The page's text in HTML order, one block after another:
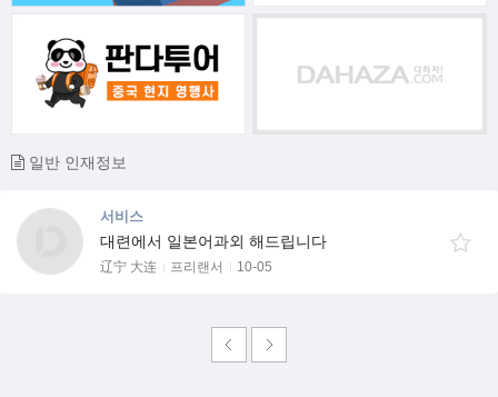
일반 인재정보
서비스
대련에서 일본어과외 해드립니다
辽宁 大连 프리랜서 10-05